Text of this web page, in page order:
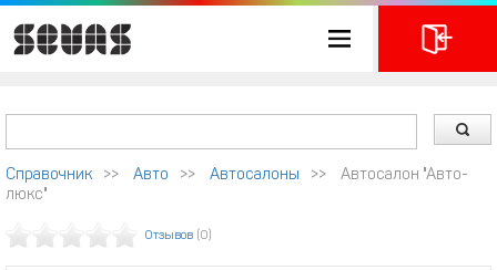
Справочник >> Авто >> Автосалоны >>
Автосалон "Авто-
люкс"
Отзывов (0)